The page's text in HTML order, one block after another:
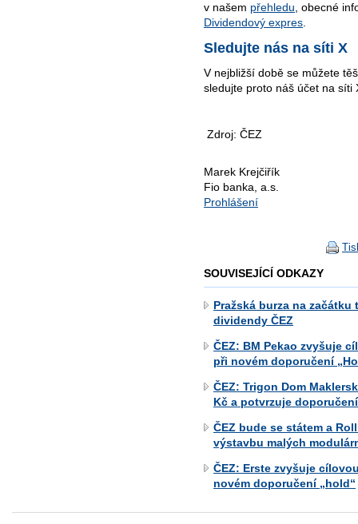
v našem přehledu, obecné
Dividendový expres.
Sledujte nás na síti X
V nejbližší době se můžete
sledujte proto náš účet na síti
Zdroj: ČEZ
Marek Krejčiřík
Fio banka, a.s.
Prohlášení
SOUVISEJÍCÍ ODKAZY
Pražská burza na
dividendy ČEZ
ČEZ: BM Pekao zvyšuje
při novém doporučení
ČEZ: Trigon Dom
Kč a potvrzuje
ČEZ bude se státem a
výstavbu malých
ČEZ: Erste zvyšuje
novém doporučení „hold“